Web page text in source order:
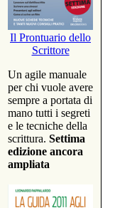
Il Prontuario dello
Scrittore
Un agile manuale
per chi vuole avere
sempre a portata di
mano tutti i segreti
e le tecniche della
scrittura. Settima
edizione ancora
ampliata